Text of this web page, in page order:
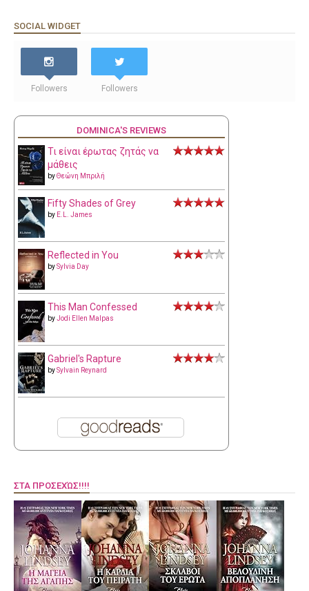
SOCIAL WIDGET
Followers Followers
DOMINICA'S REVIEWS
Τι είναι έρωτας ζητάς να
μάθεις
byΘεώνη Μπριλή
Fifty Shades of Grey
by E.L. James
Reflected in You
bySylvia Day
This Man Confessed
byJodi Ellen Malpas
Gabriel's Rapture
bySylvain Reynard
ΣΤΑ ΠΡΟΣΕΧΏΣ!!!!